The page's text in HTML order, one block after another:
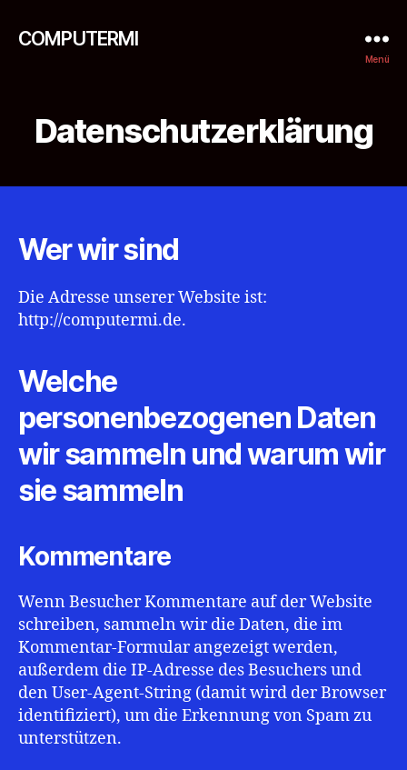
COMPUTERMI
Menü
Datenschutzerklärung
Wer wir sind
Die Adresse unserer Website ist:
http://computermi.de.
Welche
personenbezogenen Daten
wir sammeln und warum wir
sie sammeln
Kommentare
Wenn Besucher Kommentare auf der Website
schreiben, sammeln wir die Daten, die im
Kommentar-Formular angezeigt werden,
außerdem die IP-Adresse des Besuchers und
den User-Agent-String (damit wird der Browser
identifiziert), um die Erkennung von Spam zu
unterstützen.